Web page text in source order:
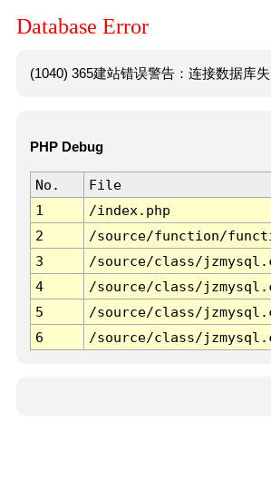
Database Error
(1040) 365建站错误警告：连接数据库
PHP Debug
No. File
1
/index.php
2
/source/function/
3
/source/class/
4
/source/class/
5
/source/class/
6
/source/class/